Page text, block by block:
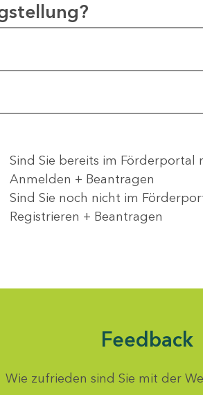
Sind Sie bereits im Förderportal
Anmelden + Beantragen
Sind Sie noch nicht im
Registrieren + Beantragen
Feedback
Wie zufrieden sind Sie mit der